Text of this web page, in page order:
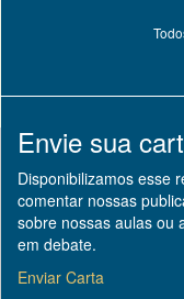
Envie sua
Disponibilizamos esse
comentar nossas
sobre nossas aulas ou
em debate.
Enviar Carta